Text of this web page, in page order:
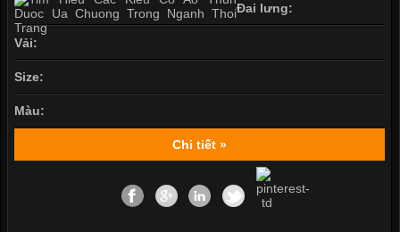
Đai lưng:
Vải:
Size:
Màu:
Chi tiết »